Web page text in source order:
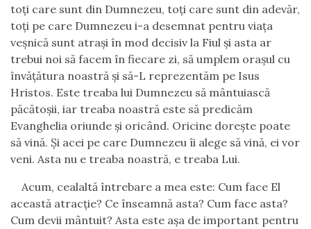
toţi care sunt din Dumnezeu, toţi care sunt din adevăr,
toţi pe care Dumnezeu i-a desemnat pentru viaţa
veşnică sunt atraşi în mod decisiv la Fiul şi asta ar
trebui noi să facem în fiecare zi, să umplem oraşul cu
învăţătura noastră şi să-L reprezentăm pe Isus
Hristos. Este treaba lui Dumnezeu să mântuiască
păcătoşii, iar treaba noastră este să predicăm
Evanghelia oriunde şi oricând. Oricine doreşte poate
să vină. Şi acei pe care Dumnezeu îi alege să vină, ei vor
veni. Asta nu e treaba noastră, e treaba Lui.
Acum, cealaltă întrebare a mea este: Cum face El
această atracţie? Ce înseamnă asta? Cum face asta?
Cum devii mântuit? Asta este aşa de important pentru